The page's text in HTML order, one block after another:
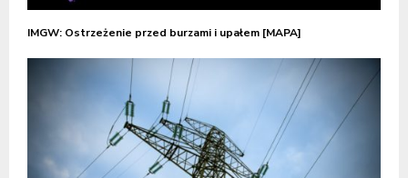
IMGW: Ostrzeżenie przed burzami i upałem [MAPA]